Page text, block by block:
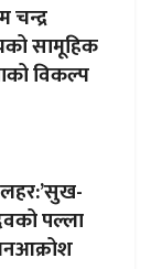
चन्द्र
सामूहिक
विकल्प
लहर:’सुख-
पल्ला